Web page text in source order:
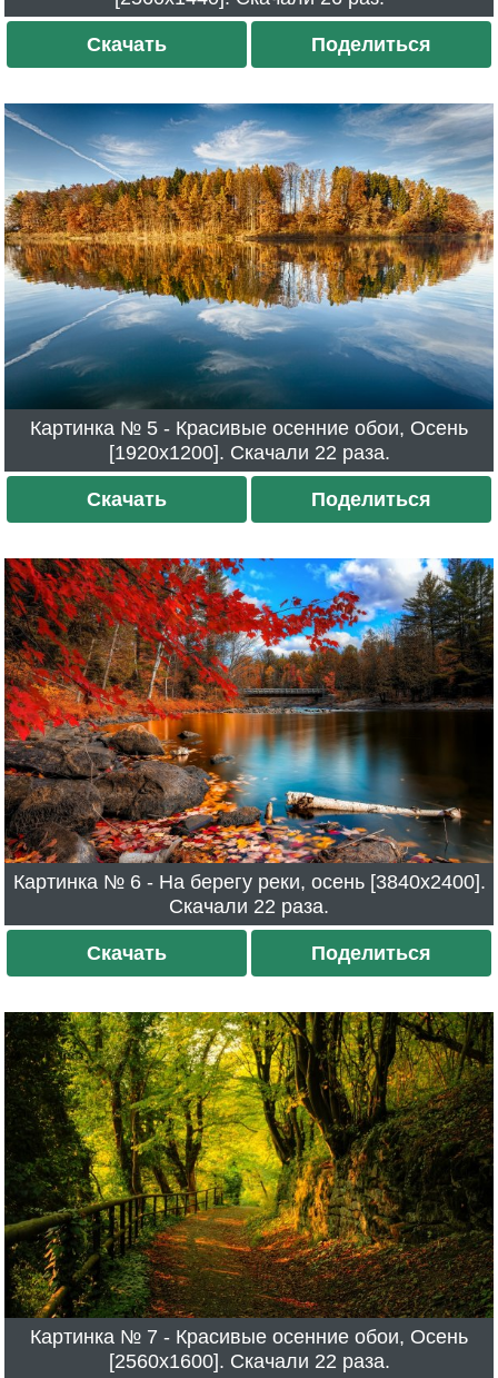
Скачать Поделиться
Картинка № 5 - Красивые осенние обои, Осень
[1920x1200]. Скачали 22 раза.
Скачать Поделиться
Картинка № 6 - На берегу реки, осень [3840x2400].
Скачали 22 раза.
Скачать Поделиться
Картинка № 7 - Красивые осенние обои, Осень
[2560x1600]. Скачали 22 раза.